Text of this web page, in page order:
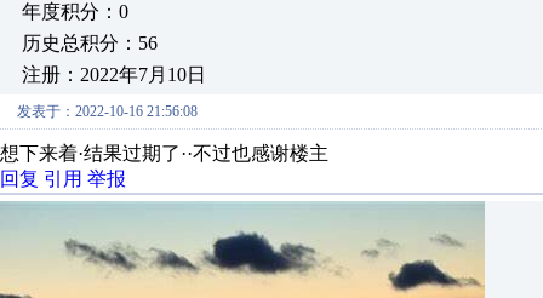
年度积分：0
历史总积分：56
注册：2022年7月10日
发表于：2022-10-16 21:56:08
想下来着·结果过期了··不过也感谢楼主
回复 引用 举报